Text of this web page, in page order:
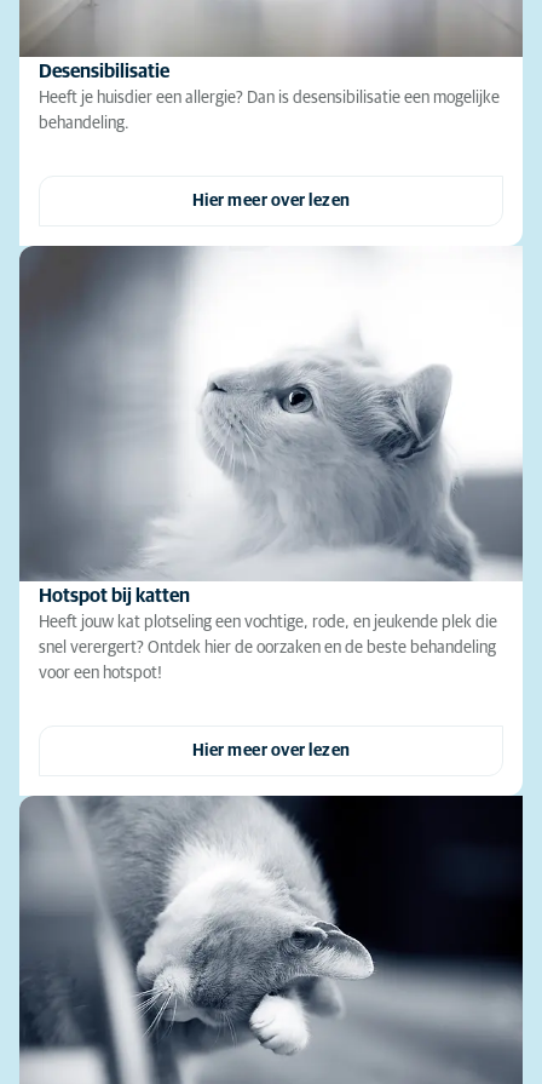
Desensibilisatie
Heeft je huisdier een allergie? Dan is desensibilisatie een mogelijke
behandeling.
Hier meer over lezen
Hotspot bij katten
Heeft jouw kat plotseling een vochtige, rode, en jeukende plek die
snel verergert? Ontdek hier de oorzaken en de beste behandeling
voor een hotspot!
Hier meer over lezen